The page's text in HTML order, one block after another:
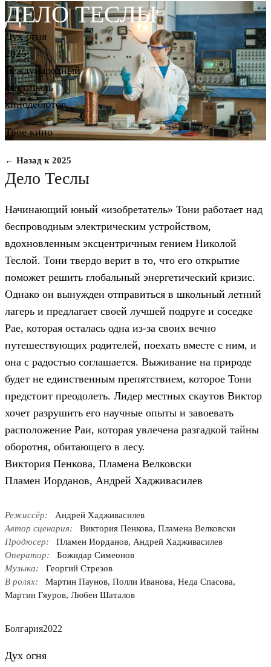
ДЕЛО ТЕСЛЫ
Дух огня
2025
международный
фестиваль
кинодебютов
Твое кино
← Назад к 2025
Дело Теслы
Начинающий юный «изобретатель» Тони работает над
беспроводным электрическим устройством,
вдохновленным эксцентричным гением Николой
Теслой. Тони твердо верит в то, что его открытие
поможет решить глобальный энергетический кризис.
Однако он вынужден отправиться в школьный летний
лагерь и предлагает своей лучшей подруге и соседке
Рае, которая осталась одна из-за своих вечно
путешествующих родителей, поехать вместе с ним, и
она с радостью соглашается. Выживание на природе
будет не единственным препятствием, которое Тони
предстоит преодолеть. Лидер местных скаутов Виктор
хочет разрушить его научные опыты и завоевать
расположение Раи, которая увлечена разгадкой тайны
оборотня, обитающего в лесу.
Виктория Пенкова, Пламена Велковски
Пламен Иорданов, Андрей Хадживасилев
Режиссёр:
Андрей Хадживасилев
Автор сценария:
Виктория Пенкова, Пламена Велковски
Продюсер:
Пламен Иорданов, Андрей Хадживасилев
Оператор:
Божидар Симеонов
Музыка:
Георгий Стрезов
В ролях:
Мартин Паунов, Полли Иванова, Неда Спасова,
Мартин Гяуров, Любен Шаталов
Болгария2022
Дух огня